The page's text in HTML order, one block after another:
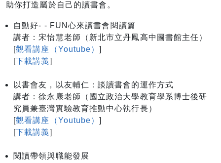
助你打造屬於自己的讀書會。
自動好- - FUN心來讀書會閱讀篇
講者：宋怡慧老師（新北市立丹鳳高中圖書館主任）
[觀看講座（Youtube）]
[下載講義]
以書會友，以友輔仁：談讀書會的運作方式
講者：徐永康老師（國立政治大學教育學系博士後研
究員兼臺灣實驗教育推動中心執行長）
[觀看講座（Youtube）]
[下載講義]
閱讀帶領與職能發展